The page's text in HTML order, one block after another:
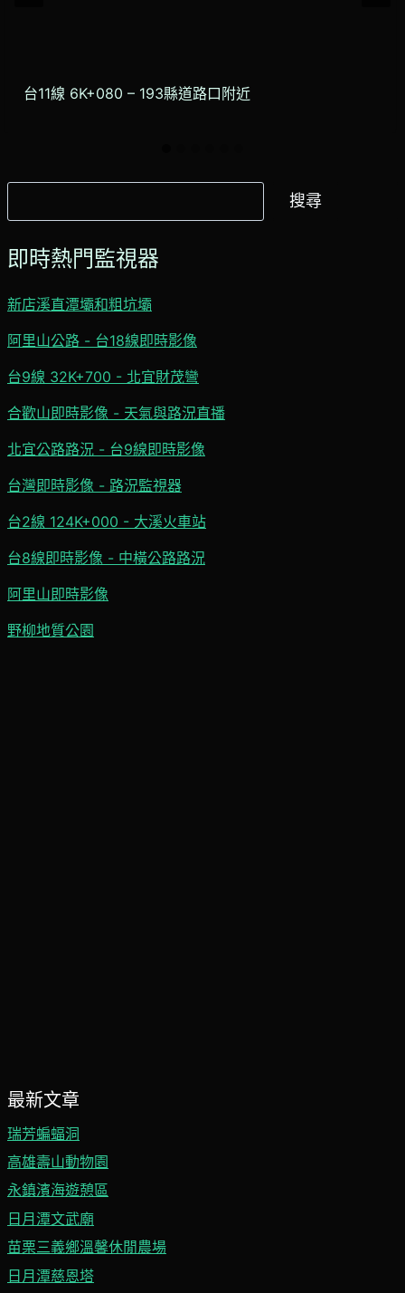
台11線 6K+080 – 193縣道路口附近
尋
搜尋
即時熱門監視器
新店溪直潭壩和粗坑壩
阿里山公路 - 台18線即時影像
台9線 32K+700 - 北宜財茂彎
合歡山即時影像 - 天氣與路況直播
北宜公路路況 - 台9線即時影像
台灣即時影像 - 路況監視器
台2線 124K+000 - 大溪火車站
台8線即時影像 - 中橫公路路況
阿里山即時影像
野柳地質公園
最新文章
瑞芳蝙蝠洞
高雄壽山動物園
永鎮濱海遊憩區
日月潭文武廟
苗栗三義鄉溫馨休閒農場
日月潭慈恩塔